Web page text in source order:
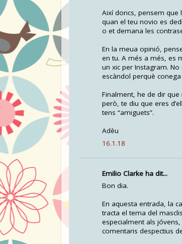
Així doncs, pensem que
quan el teu novio es
o et demana les
En la meua opinió,
en tu. A més a més, es
un xic per Instagram.
escàndol perquè
Finalment, he de dir
però, te diu que eres
tens “amiguets”.
Adèu
16.1.18
Emilio Clarke ha dit...
Bon dia.
En aquesta entrada, la
tracta el tema del
especialment als
comentaris despectius